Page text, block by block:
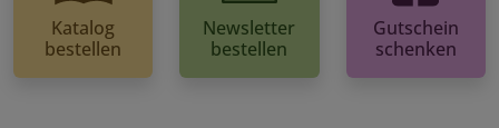
Katalog
bestellen
Newsletter
bestellen
Gutschein
schenken